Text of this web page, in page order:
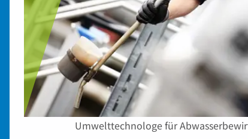
Umwelttechnologe für